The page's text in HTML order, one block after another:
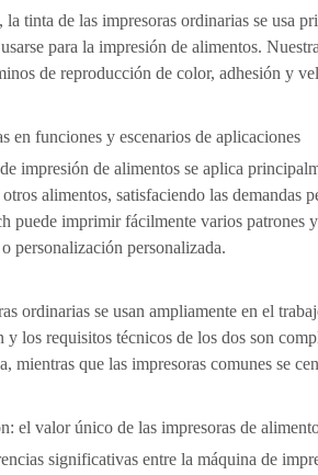
la tinta de las impresoras ordinarias se usa
para la impresión de alimentos.
de reproducción de color, adhesión y
en funciones y escenarios de aplicaciones
impresión de alimentos se aplica
alimentos, satisfaciendo las demandas
puede imprimir fácilmente varios patrones
personalización personalizada.
ordinarias se usan ampliamente en el
y los requisitos técnicos de los dos son
mientras que las impresoras comunes se
el valor único de las impresoras de
significativas entre la máquina de